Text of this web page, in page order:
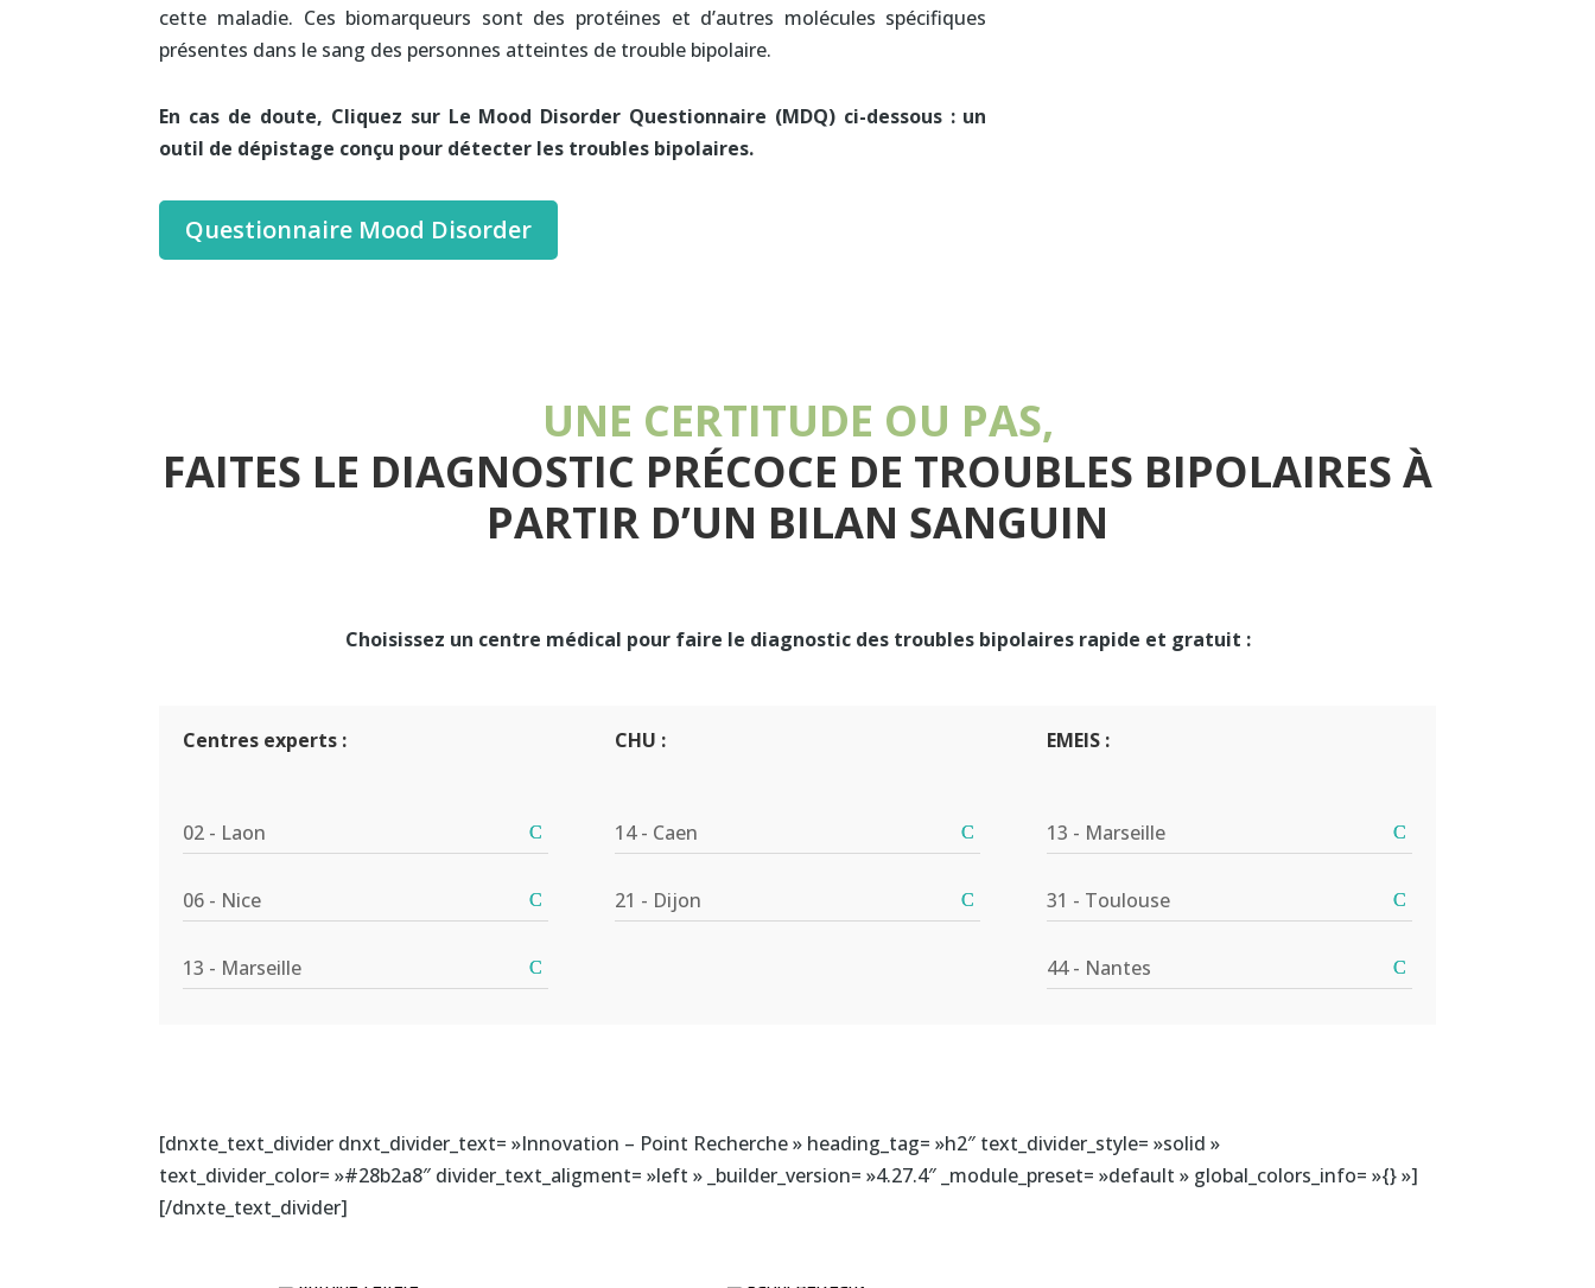
cette maladie. Ces biomarqueurs sont des protéines et d’autres molécules spécifiques
présentes dans le sang des personnes atteintes de trouble bipolaire.
En cas de doute, Cliquez sur Le Mood Disorder Questionnaire (MDQ) ci-dessous : un
outil de dépistage conçu pour détecter les troubles bipolaires.
Questionnaire Mood Disorder
UNE CERTITUDE OU PAS,
FAITES LE DIAGNOSTIC PRÉCOCE DE TROUBLES BIPOLAIRES À
PARTIR D’UN BILAN SANGUIN
Choisissez un centre médical pour faire le diagnostic des troubles bipolaires rapide et gratuit :
Centres experts :
02 - Laon
06 - Nice
13 - Marseille
CHU :
14 - Caen
21 - Dijon
EMEIS :
13 - Marseille
31 - Toulouse
44 - Nantes
[dnxte_text_divider dnxt_divider_text= »Innovation – Point Recherche » heading_tag= »h2″ text_divider_style= »solid »
text_divider_color= »#28b2a8″ divider_text_aligment= »left » _builder_version= »4.27.4″ _module_preset= »default » global_colors_info= »{} »]
[/dnxte_text_divider]